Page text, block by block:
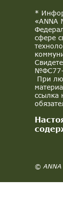
*
«ANNA
сфере
№ФС77-
При
ссылка
© ANNA